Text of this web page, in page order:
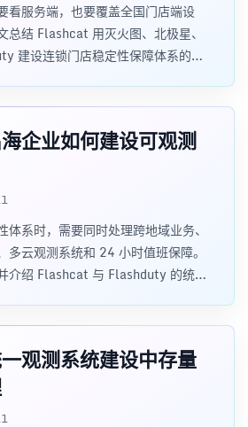
看服务端，也要覆盖全国门店端设
总结 Flashcat 用灭火图、北极星、
建设连锁门店稳定性保障体系的方
企业如何建设可观测
体系时，需要同时处理跨地域业务、
多云观测系统和 24 小时值班保障。
介绍 Flashcat 与 Flashduty 的统一
观测系统建设中存量